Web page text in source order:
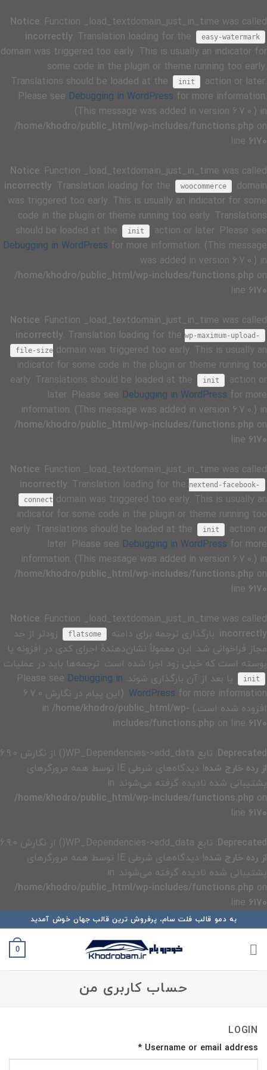
Notice: Function _load_textdomain_just_in_time was called
incorrectly. Translation loading for the easy-watermark
domain was triggered too early. This is usually an indicator for
some code in the plugin or theme running too early.
Translations should be loaded at the
init
action or later.
Please see Debugging in WordPress for more information.
(This message was added in version 6.7.0.) in
/home/khodro/public_html/wp-includes/functions.php on
line 6170
Notice: Function _load_textdomain_just_in_time was called
incorrectly. Translation loading for the woocommerce
domain
was triggered too early. This is usually an indicator for some
code in the plugin or theme running too early. Translations
should be loaded at the
init
action or later. Please see
Debugging in WordPress for more information. (This message
was added in version 6.7.0.) in
/home/khodro/public_html/wp-includes/functions.php on
line 6170
Notice: Function _load_textdomain_just_in_time was called
incorrectly. Translation loading for the wp-maximum-upload-
file-size domain was triggered too early. This is usually an
indicator for some code in the plugin or theme running too
early. Translations should be loaded at the
init
action or
later. Please see Debugging in WordPress for more
information. (This message was added in version 6.7.0.) in
/home/khodro/public_html/wp-includes/functions.php on
line 6170
Notice: Function _load_textdomain_just_in_time was called
incorrectly. Translation loading for the nextend-facebook-
connect domain was triggered too early. This is usually an
indicator for some code in the plugin or theme running too
early. Translations should be loaded at the
init
action or
later. Please see Debugging in WordPress for more
information. (This message was added in version 6.7.0.) in
/home/khodro/public_html/wp-includes/functions.php on
line 6170
Notice: Function _load_textdomain_just_in_time was called
incorrectly. بارگذاری ترجمه برای دامنه flatsome
زودتر از حد
مجاز فراخوانی شد. این معمولاً نشان‌دهندهٔ اجرای کدی در افزونه یا
پوسته است که خیلی زود اجرا شده است. ترجمه‌ها باید در عملیات
init یا بعد از آن بارگذاری شوند. Please see Debugging in
WordPress
for more information. (این پیام در نگارش 6.7.0
افزوده شده است.) in /home/khodro/public_html/wp-
includes/functions.php on line 6170
Deprecated: تابع WP_Dependencies->add_data() از نگارش 6.9.0
از رده خارج شده
! دیدگاه‌های شرطی IE توسط همه مرورگرهای
پشتیبانی شده نادیده گرفته می‌شوند. in
/home/khodro/public_html/wp-includes/functions.php on
line 6170
Deprecated: تابع WP_Dependencies->add_data() از نگارش 6.9.0
از رده خارج شده
! دیدگاه‌های شرطی IE توسط همه مرورگرهای
پشتیبانی شده نادیده گرفته می‌شوند. in
/home/khodro/public_html/wp-includes/functions.php on
line 6170
به
محتوا
به دمو قالب فلت سام، پرفروش ترین قالب جهان خوش آمدید
0
حساب کاربری من
LOGIN
Username or email address
*